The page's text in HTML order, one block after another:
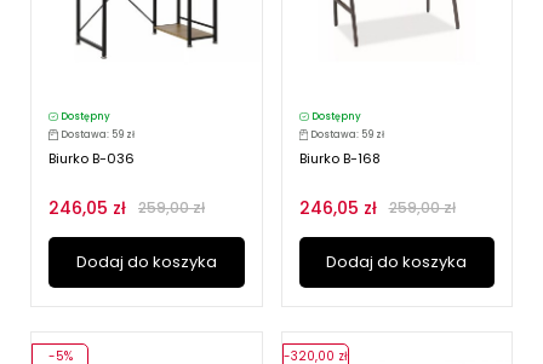
Dostępny
Dostawa: 59 zł
Biurko B-036
246,05 zł 259,00 zł
Dodaj do koszyka
Dostępny
Dostawa: 59 zł
Biurko B-168
246,05 zł 259,00 zł
Dodaj do koszyka
-5% -320,00 zł